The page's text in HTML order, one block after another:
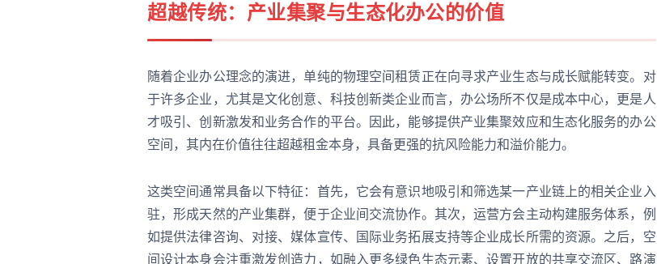
超越传统：产业集聚与生态化办公的价值
随着企业办公理念的演进，单纯的物理空间租赁正在向寻求产业生态与成长赋能转变。对
于许多企业，尤其是文化创意、科技创新类企业而言，办公场所不仅是成本中心，更是人
才吸引、创新激发和业务合作的平台。因此，能够提供产业集聚效应和生态化服务的办公
空间，其内在价值往往超越租金本身，具备更强的抗风险能力和溢价能力。
这类空间通常具备以下特征：首先，它会有意识地吸引和筛选某一产业链上的相关企业入
驻，形成天然的产业集群，便于企业间交流协作。其次，运营方会主动构建服务体系，例
如提供法律咨询、对接、媒体宣传、国际业务拓展支持等企业成长所需的资源。之后，空
间设计本身会注重激发创造力，如融入更多绿色生态元素、设置开放的共享交流区、路演